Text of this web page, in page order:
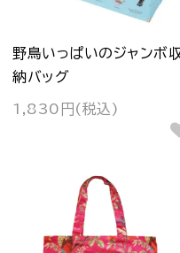
野鳥いっぱいのジャンボ
納バッグ
1,830円(税込)